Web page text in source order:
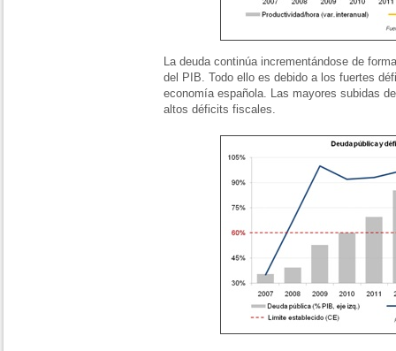
La deuda continúa incrementándose de
del PIB. Todo ello es debido a los fuertes
economía española. Las mayores subidas
altos déficits fiscales.